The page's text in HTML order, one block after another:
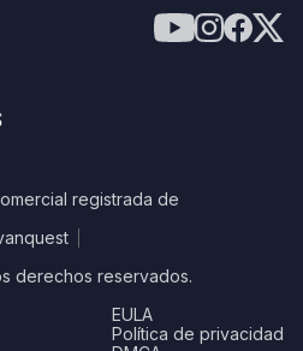
registrada de
derechos reservados.
EULA
Política de privacidad